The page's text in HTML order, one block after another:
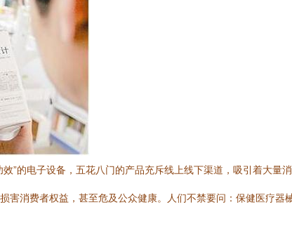
”的电子设备，五花八门的产品充斥线上线下渠道，吸引着大量
消费者权益，甚至危及公众健康。人们不禁要问：保健医疗器